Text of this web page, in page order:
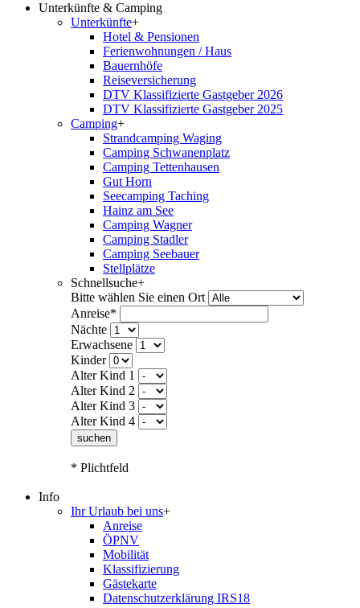
Unterkünfte & Camping
Unterkünfte+
Hotel & Pensionen
Ferienwohnungen / Haus
Bauernhöfe
Reiseversicherung
DTV Klassifizierte Gastgeber 2026
DTV Klassifizierte Gastgeber 2025
Camping+
Strandcamping Waging
Camping Schwanenplatz
Camping Tettenhausen
Gut Horn
Seecamping Taching
Hainz am See
Camping Wagner
Camping Stadler
Camping Seebauer
Stellplätze
Schnellsuche+
Bitte wählen Sie einen Ort
Anreise*
Nächte
Erwachsene
Kinder
Alter Kind 1
Alter Kind 2
Alter Kind 3
Alter Kind 4
suchen
* Plichtfeld
Info
Ihr Urlaub bei uns+
Anreise
ÖPNV
Mobilität
Klassifizierung
Gästekarte
Datenschutzerklärung IRS18